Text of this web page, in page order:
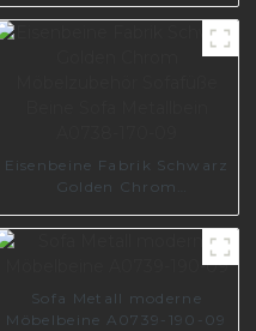
Eisenbeine Fabrik Schwarz
Golden Chrom
Beine Sofa Metallbein
Sofa Metall moderne
Möbelbeine A0739-190-09